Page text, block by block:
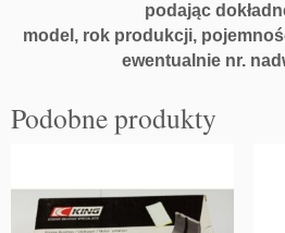
podając
model, rok produkcji,
ewentualnie nr.
Podobne produkty